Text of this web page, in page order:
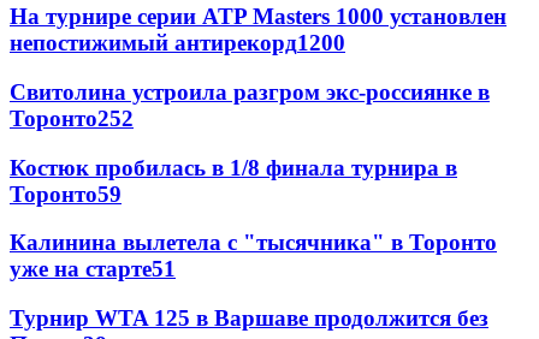
На турнире серии ATP Masters 1000 установлен
непостижимый антирекорд1200
Свитолина устроила разгром экс-россиянке в
Торонто252
Костюк пробилась в 1/8 финала турнира в
Торонто59
Калинина вылетела с "тысячника" в Торонто
уже на старте51
Турнир WTA 125 в Варшаве продолжится без